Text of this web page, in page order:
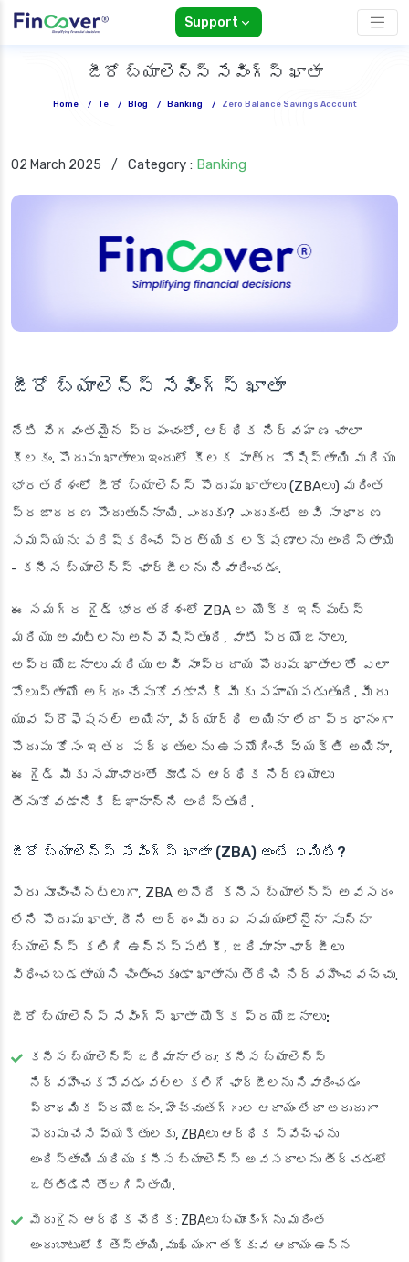
Support
జీరో బ్యాలెన్స్ సేవింగ్స్ ఖాతా
Home / Te / Blog / Banking / Zero Balance Savings Account
02 March 2025 / Category : Banking
జీరో బ్యాలెన్స్ సేవింగ్స్ ఖాతా
నేటి వేగవంతమైన ప్రపంచంలో, ఆర్థిక నిర్వహణ చాలా
కీలకం. పొదుపు ఖాతాలు ఇందులో కీలక పాత్ర పోషిస్తాయి మరియు
భారతదేశంలో జీరో బ్యాలెన్స్ పొదుపు ఖాతాలు (ZBAలు) మరింత
ప్రజాదరణ పొందుతున్నాయి. ఎందుకు? ఎందుకంటే అవి సాధారణ
సమస్యను పరిష్కరించే ప్రత్యేక లక్షణాలను అందిస్తాయి
- కనీస బ్యాలెన్స్ ఛార్జీలను నివారించడం.
ఈ సమగ్ర గైడ్ భారతదేశంలో ZBA ల యొక్క ఇన్‌పుట్స్
మరియు అవుట్‌లను అన్వేషిస్తుంది, వాటి ప్రయోజనాలు,
అప్రయోజనాలు మరియు అవి సాంప్రదాయ పొదుపు ఖాతాలతో ఎలా
పోలుస్తాయో అర్థం చేసుకోవడానికి మీకు సహాయపడుతుంది. మీరు
యువ ప్రొఫెషనల్ అయినా, విద్యార్థి అయినా లేదా ప్రధానంగా
పొదుపు కోసం ఇతర పద్ధతులను ఉపయోగించే వ్యక్తి అయినా,
ఈ గైడ్ మీకు సమాచారంతో కూడిన ఆర్థిక నిర్ణయాలు
తీసుకోవడానికి జ్ఞానాన్ని అందిస్తుంది.
జీరో బ్యాలెన్స్ సేవింగ్స్ ఖాతా (ZBA) అంటే ఏమిటి?
పేరు సూచించినట్లుగా, ZBA అనేది కనీస బ్యాలెన్స్ అవసరం
లేని పొదుపు ఖాతా. దీని అర్థం మీరు ఏ సమయంలోనైనా సున్నా
బ్యాలెన్స్ కలిగి ఉన్నప్పటికీ, జరిమానా ఛార్జీలు
విధించబడతాయని చింతించకుండా ఖాతాను తెరిచి నిర్వహించవచ్చు.
జీరో బ్యాలెన్స్ సేవింగ్స్ ఖాతా యొక్క ప్రయోజనాలు:
కనీస బ్యాలెన్స్ జరిమానా లేదు: కనీస బ్యాలెన్స్
నిర్వహించకపోవడం వల్ల కలిగే ఛార్జీలను నివారించడం
ప్రాథమిక ప్రయోజనం. హెచ్చుతగ్గుల ఆదాయం లేదా అరుదుగా
పొదుపు చేసే వ్యక్తులకు, ZBAలు ఆర్థిక స్వేచ్ఛను
అందిస్తాయి మరియు కనీస బ్యాలెన్స్ అవసరాలను తీర్చడంలో
ఒత్తిడిని తొలగిస్తాయి.
మెరుగైన ఆర్థిక చేరిక: ZBAలు బ్యాంకింగ్‌ను మరింత
అందుబాటులోకి తెస్తాయి, ముఖ్యంగా తక్కువ ఆదాయం ఉన్న